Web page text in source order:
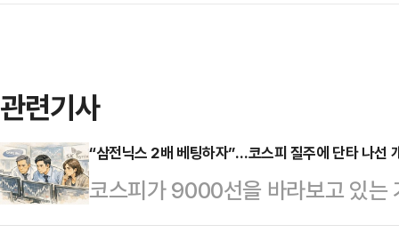
관련기사
“삼전닉스 2배 베팅하자”…코스피 질주에 단타 나선
코스피가 9000선을 바라보고 있는
자와 SK하이닉스에 대한 시장 관